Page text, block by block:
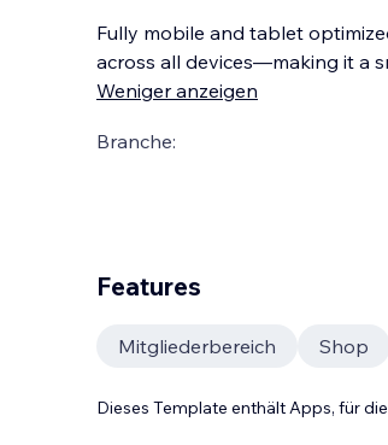
Fully mobile and tablet
across all devices—making it a
Weniger anzeigen
Branche:
Features
Mitgliederbereich Shop
Dieses Template enthält Apps, für